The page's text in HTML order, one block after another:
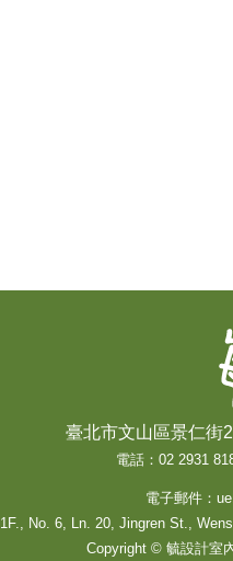
臺北市文山區景仁街
電話：02 2931
電子郵件：
1F., No. 6, Ln. 20, Jingren St.,
Copyright © 毓設計室